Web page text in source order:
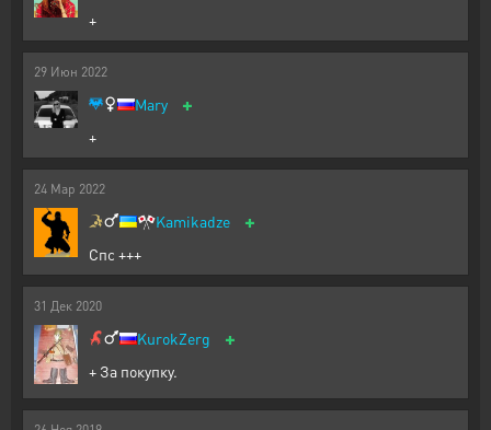
+
29 Июн 2022
Mary +
+
24 Мар 2022
🎌Kamikadze +
Спс +++
31 Дек 2020
KurokZerg +
+ За покупку.